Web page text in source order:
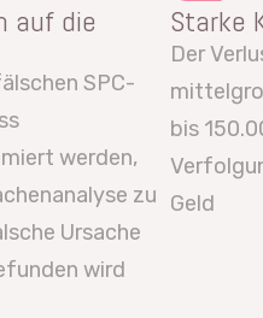
auf die
SPC-
werden,
zu
Ursache
wird
Starke
Der
bis
Geld